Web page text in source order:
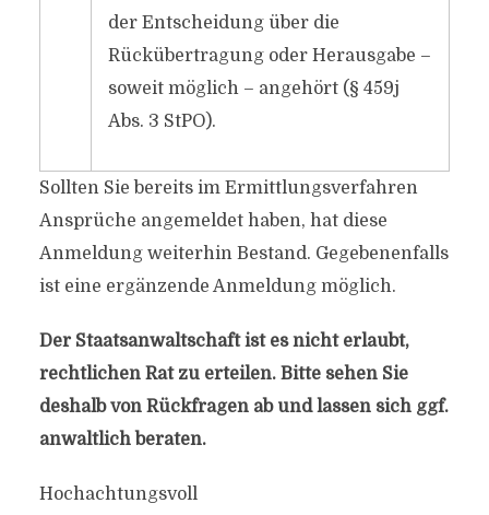
der Entscheidung über die
Rückübertragung oder Herausgabe –
soweit möglich – angehört (§ 459j
Abs. 3 StPO).
Sollten Sie bereits im Ermittlungsverfahren
Ansprüche angemeldet haben, hat diese
Anmeldung weiterhin Bestand. Gegebenenfalls
ist eine ergänzende Anmeldung möglich.
Der Staatsanwaltschaft ist es nicht erlaubt,
rechtlichen Rat zu erteilen. Bitte sehen Sie
deshalb von Rückfragen ab und lassen sich ggf.
anwaltlich beraten.
Hochachtungsvoll